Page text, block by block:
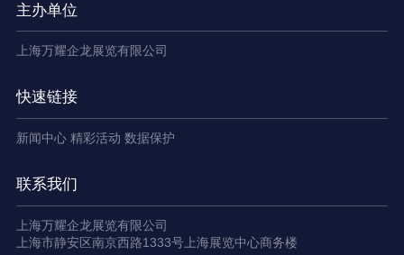
主办单位
上海万耀企龙展览有限公司
快速链接
新闻中心 精彩活动 数据保护
联系我们
上海万耀企龙展览有限公司
上海市静安区南京西路1333号上海展览中心商务楼